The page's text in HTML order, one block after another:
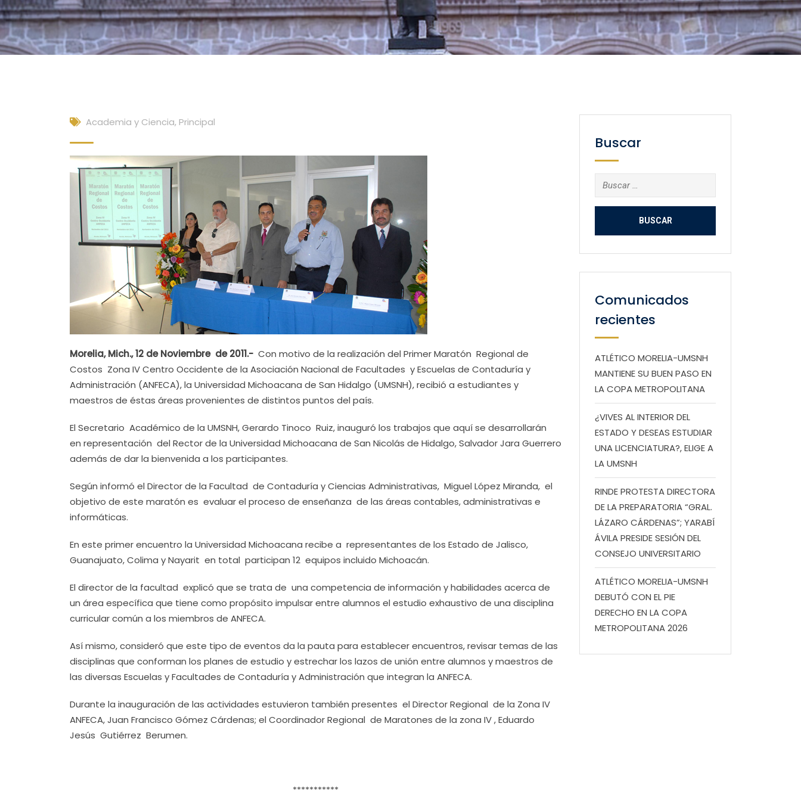
Academia y Ciencia, Principal
Morelia, Mich., 12 de Noviembre de 2011.- Con motivo de la realización del Primer Maratón Regional de
Costos Zona IV Centro Occidente de la Asociación Nacional de Facultades y Escuelas de Contaduría y
Administración (ANFECA), la Universidad Michoacana de San Hidalgo (UMSNH), recibió a estudiantes y
maestros de éstas áreas provenientes de distintos puntos del país.
El Secretario Académico de la UMSNH, Gerardo Tinoco Ruiz, inauguró los trabajos que aquí se desarrollarán
en representación del Rector de la Universidad Michoacana de San Nicolás de Hidalgo, Salvador Jara Guerrero
además de dar la bienvenida a los participantes.
Según informó el Director de la Facultad de Contaduría y Ciencias Administrativas, Miguel López Miranda, el
objetivo de este maratón es evaluar el proceso de enseñanza de las áreas contables, administrativas e
informáticas.
En este primer encuentro la Universidad Michoacana recibe a representantes de los Estado de Jalisco,
Guanajuato, Colima y Nayarit en total participan 12 equipos incluido Michoacán.
El director de la facultad explicó que se trata de una competencia de información y habilidades acerca de
un área específica que tiene como propósito impulsar entre alumnos el estudio exhaustivo de una disciplina
curricular común a los miembros de ANFECA.
Así mismo, consideró que este tipo de eventos da la pauta para establecer encuentros, revisar temas de las
disciplinas que conforman los planes de estudio y estrechar los lazos de unión entre alumnos y maestros de
las diversas Escuelas y Facultades de Contaduría y Administración que integran la ANFECA.
Durante la inauguración de las actividades estuvieron también presentes el Director Regional de la Zona IV
ANFECA, Juan Francisco Gómez Cárdenas; el Coordinador Regional de Maratones de la zona IV , Eduardo
Jesús Gutiérrez Berumen.
***********
Buscar
Buscar:
Comunicados
recientes
ATLÉTICO MORELIA-UMSNH
MANTIENE SU BUEN PASO EN
LA COPA METROPOLITANA
¿VIVES AL INTERIOR DEL
ESTADO Y DESEAS ESTUDIAR
UNA LICENCIATURA?, ELIGE A
LA UMSNH
RINDE PROTESTA DIRECTORA
DE LA PREPARATORIA “GRAL.
LÁZARO CÁRDENAS”; YARABÍ
ÁVILA PRESIDE SESIÓN DEL
CONSEJO UNIVERSITARIO
ATLÉTICO MORELIA-UMSNH
DEBUTÓ CON EL PIE
DERECHO EN LA COPA
METROPOLITANA 2026